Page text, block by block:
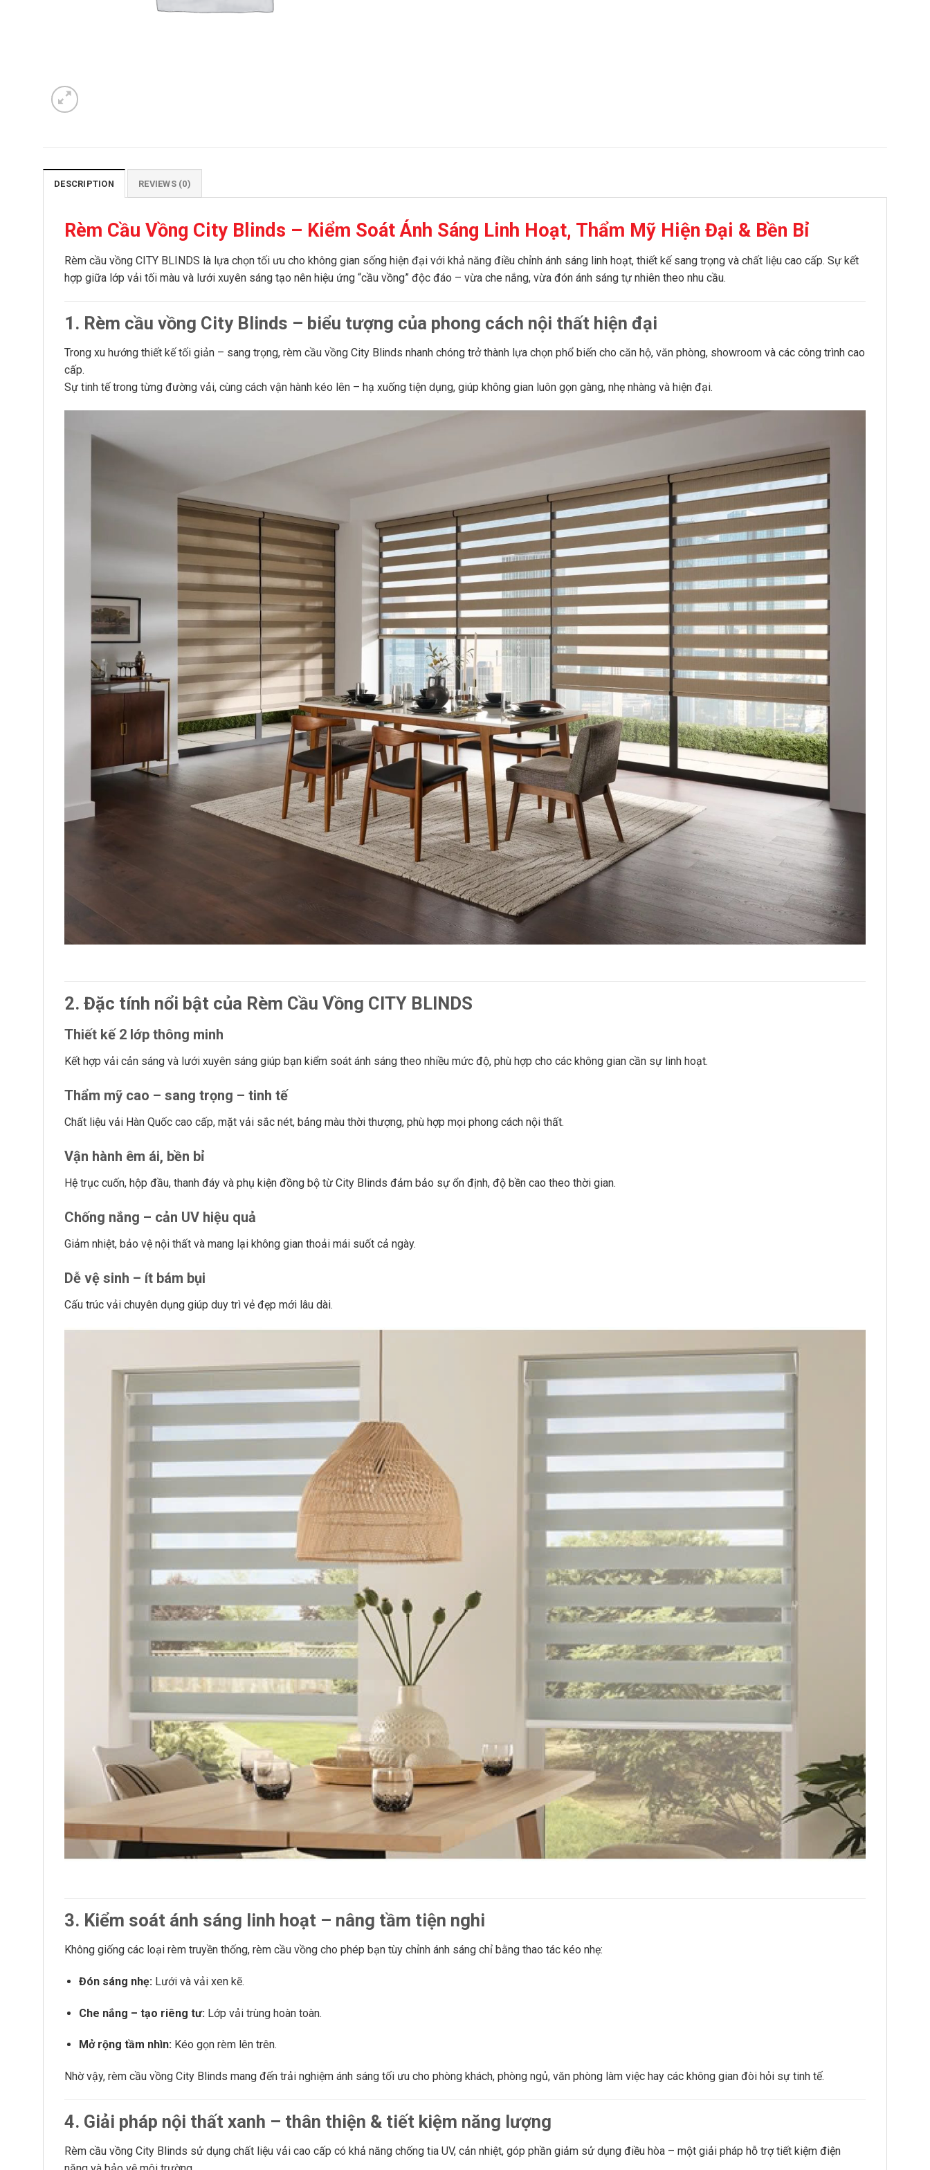
DESCRIPTION REVIEWS (0)
Rèm Cầu Vồng City Blinds – Kiểm Soát Ánh Sáng Linh Hoạt, Thẩm Mỹ Hiện Đại & Bền Bỉ
Rèm cầu vồng CITY BLINDS là lựa chọn tối ưu cho không gian sống hiện đại với khả năng điều chỉnh ánh sáng linh hoạt, thiết kế sang trọng và chất liệu cao cấp. Sự kết
hợp giữa lớp vải tối màu và lưới xuyên sáng tạo nên hiệu ứng “cầu vồng” độc đáo – vừa che nắng, vừa đón ánh sáng tự nhiên theo nhu cầu.
1. Rèm cầu vồng City Blinds – biểu tượng của phong cách nội thất hiện đại
Trong xu hướng thiết kế tối giản – sang trọng, rèm cầu vồng City Blinds nhanh chóng trở thành lựa chọn phổ biến cho căn hộ, văn phòng, showroom và các công trình cao
cấp.
Sự tinh tế trong từng đường vải, cùng cách vận hành kéo lên – hạ xuống tiện dụng, giúp không gian luôn gọn gàng, nhẹ nhàng và hiện đại.
2. Đặc tính nổi bật của Rèm Cầu Vồng CITY BLINDS
Thiết kế 2 lớp thông minh
Kết hợp vải cản sáng và lưới xuyên sáng giúp bạn kiểm soát ánh sáng theo nhiều mức độ, phù hợp cho các không gian cần sự linh hoạt.
Thẩm mỹ cao – sang trọng – tinh tế
Chất liệu vải Hàn Quốc cao cấp, mặt vải sắc nét, bảng màu thời thượng, phù hợp mọi phong cách nội thất.
Vận hành êm ái, bền bỉ
Hệ trục cuốn, hộp đầu, thanh đáy và phụ kiện đồng bộ từ City Blinds đảm bảo sự ổn định, độ bền cao theo thời gian.
Chống nắng – cản UV hiệu quả
Giảm nhiệt, bảo vệ nội thất và mang lại không gian thoải mái suốt cả ngày.
Dễ vệ sinh – ít bám bụi
Cấu trúc vải chuyên dụng giúp duy trì vẻ đẹp mới lâu dài.
3. Kiểm soát ánh sáng linh hoạt – nâng tầm tiện nghi
Không giống các loại rèm truyền thống, rèm cầu vồng cho phép bạn tùy chỉnh ánh sáng chỉ bằng thao tác kéo nhẹ:
Đón sáng nhẹ: Lưới và vải xen kẽ.
Che nắng – tạo riêng tư: Lớp vải trùng hoàn toàn.
Mở rộng tầm nhìn:Kéo gọn rèm lên trên.
Nhờ vậy, rèm cầu vồng City Blinds mang đến trải nghiệm ánh sáng tối ưu cho phòng khách, phòng ngủ, văn phòng làm việc hay các không gian đòi hỏi sự tinh tế.
4. Giải pháp nội thất xanh – thân thiện & tiết kiệm năng lượng
Rèm cầu vồng City Blinds sử dụng chất liệu vải cao cấp có khả năng chống tia UV, cản nhiệt, góp phần giảm sử dụng điều hòa – một giải pháp hỗ trợ tiết kiệm điện